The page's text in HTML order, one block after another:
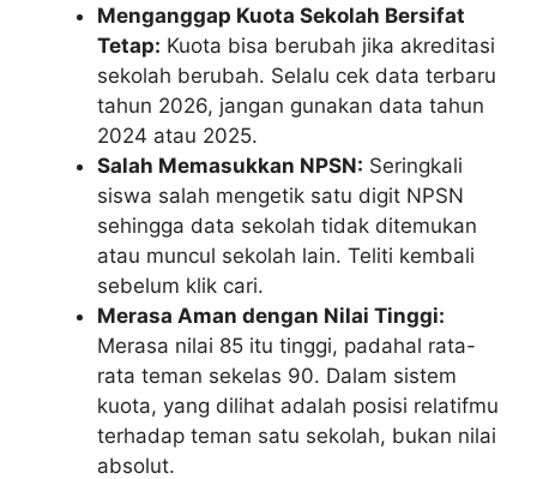
Menganggap Kuota Sekolah Bersifat
Tetap: Kuota bisa berubah jika akreditasi
sekolah berubah. Selalu cek data terbaru
tahun 2026, jangan gunakan data tahun
2024 atau 2025.
Salah Memasukkan NPSN: Seringkali
siswa salah mengetik satu digit NPSN
sehingga data sekolah tidak ditemukan
atau muncul sekolah lain. Teliti kembali
sebelum klik cari.
Merasa Aman dengan Nilai Tinggi:
Merasa nilai 85 itu tinggi, padahal rata-
rata teman sekelas 90. Dalam sistem
kuota, yang dilihat adalah posisi relatifmu
terhadap teman satu sekolah, bukan nilai
absolut.